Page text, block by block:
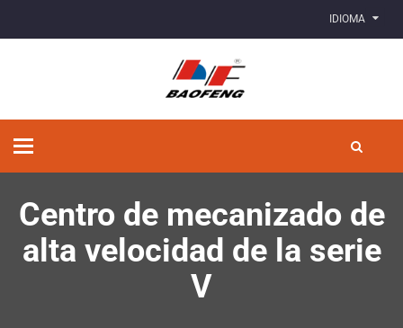
IDIOMA
Alternar
Centro de mecanizado de
alta velocidad de la serie
V